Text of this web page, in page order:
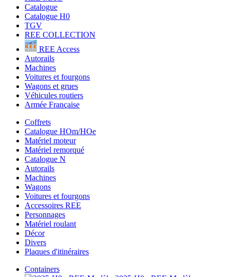
Catalogue
Catalogue H0
TGV
REE COLLECTION
REE Access
Autorails
Machines
Voitures et fourgons
Wagons et grues
Véhicules routiers
Armée Française
Coffrets
Catalogue HOm/HOe
Matériel moteur
Matériel remorqué
Catalogue N
Autorails
Machines
Wagons
Voitures et fourgons
Accessoires REE
Personnages
Matériel roulant
Décor
Divers
Plaques d'itinéraires
Containers